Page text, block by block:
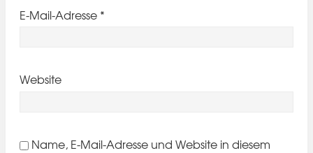
E-Mail-Adresse *
Website
Name, E-Mail-Adresse und Website in diesem